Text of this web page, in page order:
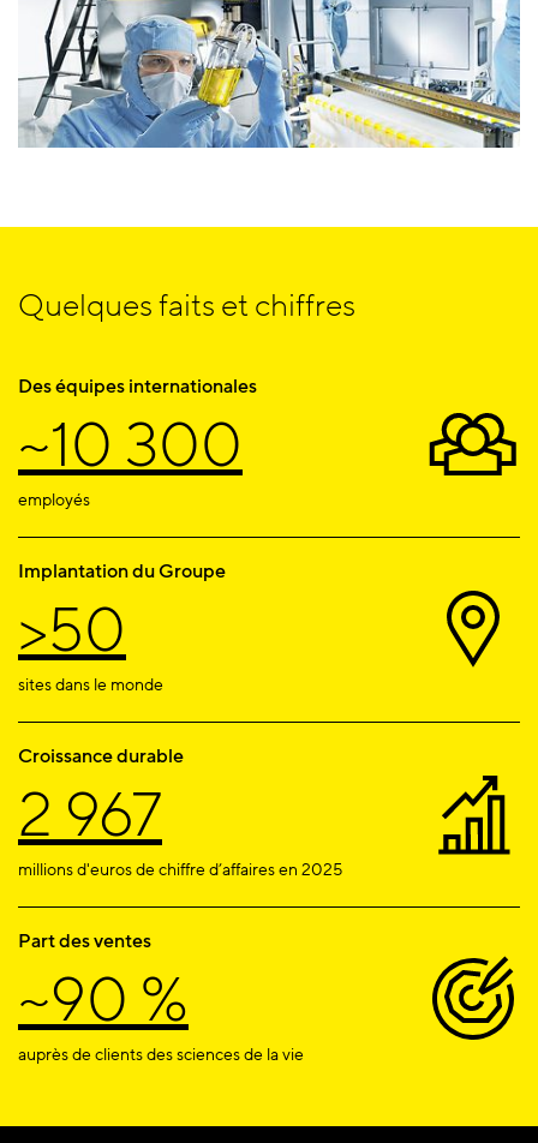
Quelques faits et chiffres
Des équipes internationales
~10 300
employés
Implantation du Groupe
>50
sites dans le monde
Croissance durable
2 967
millions d'euros de chiffre d’affaires en 2025
Part des ventes
~90 %
auprès de clients des sciences de la vie